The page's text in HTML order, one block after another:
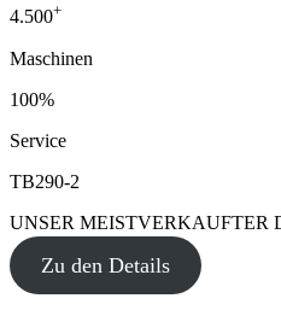
4.500+
Maschinen
100%
Service
TB290-2
UNSER MEISTVERKAUFTER
Zu den Details